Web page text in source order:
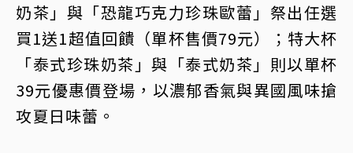
奶茶」與「恐龍巧克力珍珠歐蕾」祭出任選
買1送1超值回饋（單杯售價79元）；特大杯
「泰式珍珠奶茶」與「泰式奶茶」則以單杯
39元優惠價登場，以濃郁香氣與異國風味搶
攻夏日味蕾。